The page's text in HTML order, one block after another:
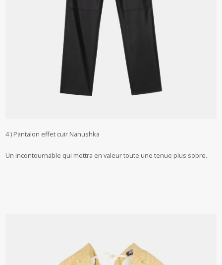
4 ) Pantalon effet cuir Nanushka
Un incontournable qui mettra en valeur toute une tenue plus sobre.